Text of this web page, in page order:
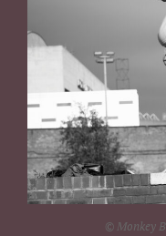
© Monkey